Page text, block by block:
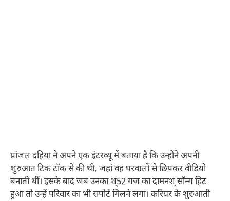
प्रांजल दहिया ने अपने एक इंटरव्यू में बताया है कि उन्होंने अपनी
शुरुआत टिक टॉक से की थी, जहां वह घरवालों से छिपकर वीडियो
बनाती थीं। इसके बाद जब उनका श्52 गज का दामनश् सॉन्ग हिट
हुआ तो उन्हें परिवार का भी सपोर्ट मिलने लगा। करियर के शुरुआती